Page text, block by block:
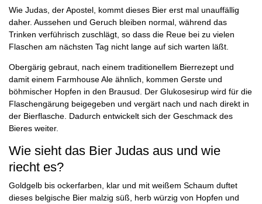
Wie Judas, der Apostel, kommt dieses Bier erst mal unauffällig
daher. Aussehen und Geruch bleiben normal, während das
Trinken verführisch zuschlägt, so dass die Reue bei zu vielen
Flaschen am nächsten Tag nicht lange auf sich warten läßt.
Obergärig gebraut, nach einem traditionellem Bierrezept und
damit einem Farmhouse Ale ähnlich, kommen Gerste und
böhmischer Hopfen in den Brausud. Der Glukosesirup wird für die
Flaschengärung beigegeben und vergärt nach und nach direkt in
der Bierflasche. Dadurch entwickelt sich der Geschmack des
Bieres weiter.
Wie sieht das Bier Judas aus und wie
riecht es?
Goldgelb bis ockerfarben, klar und mit weißem Schaum duftet
dieses belgische Bier malzig süß, herb würzig von Hopfen und